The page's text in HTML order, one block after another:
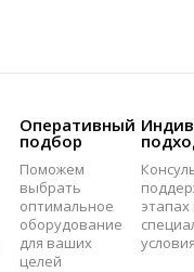
Оперативный
подбор
Поможем
выбрать
оптимальное
оборудование
для ваших
целей
этапах